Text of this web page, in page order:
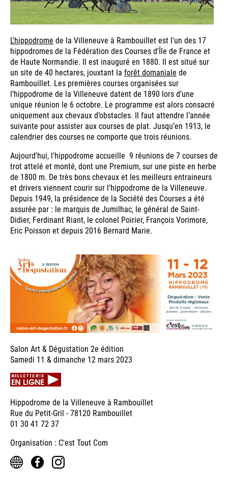
L'hippodrome de la Villeneuve à Rambouillet est l'un des 17
hippodromes de la Fédération des Courses d'Île de France et
de Haute Normandie. Il est inauguré en 1880. Il est situé sur
un site de 40 hectares, jouxtant la forêt domaniale de
Rambouillet. Les premières courses organisées sur
l’hippodrome de la Villeneuve datent de 1890 lors d’une
unique réunion le 6 octobre. Le programme est alors consacré
uniquement aux chevaux d’obstacles. Il faut attendre l’année
suivante pour assister aux courses de plat. Jusqu’en 1913, le
calendrier des courses ne comporte que trois réunions.
Aujourd'hui, l'hippodrome accueille 9 réunions de 7 courses de
trot attelé et monté, dont une Premium, sur une piste en herbe
de 1800 m. De très bons chevaux et les meilleurs entraineurs
et drivers viennent courir sur l’hippodrome de la Villeneuve.
Depuis 1949, la présidence de la Société des Courses a été
assurée par : le marquis de Jumilhac, le général de Saint-
Didier, Ferdinant Riant, le colonel Poirier, François Vorimore,
Eric Poisson et depuis 2016 Bernard Marie.
Salon Art & Dégustation 2e édition
Samedi 11 & dimanche 12 mars 2023
Hippodrome de la Villeneuve à Rambouillet
Rue du Petit-Gril - 78120 Rambouillet
01 30 41 72 37
Organisation : C'est Tout Com